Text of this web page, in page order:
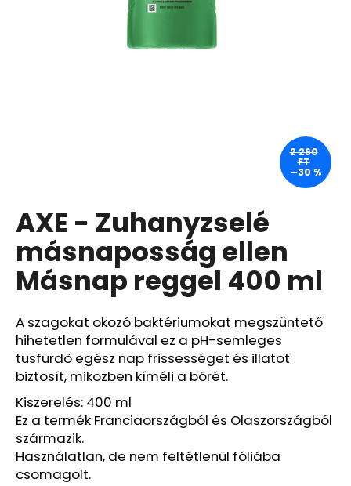
AXE - Zuhanyzselé
másnaposság ellen
Másnap reggel 400 ml
A szagokat okozó baktériumokat megszüntető
hihetetlen formulával ez a pH-semleges
tusfürdő egész nap frissességet és illatot
biztosít, miközben kíméli a bőrét.
Kiszerelés: 400 ml
Ez a termék Franciaországból és Olaszországból
származik.
Használatlan, de nem feltétlenül fóliába
csomagolt.
2 260
FT
–30 %
BRAUN
ALL-
ONE
SERIES
7
MGK7460,
SZETT
SZAKÁLL
-
B-
KATEGÓRIÁS
TERMÉK,
DOBOZ
NÉLKÜL
(C49-
1)
16
040